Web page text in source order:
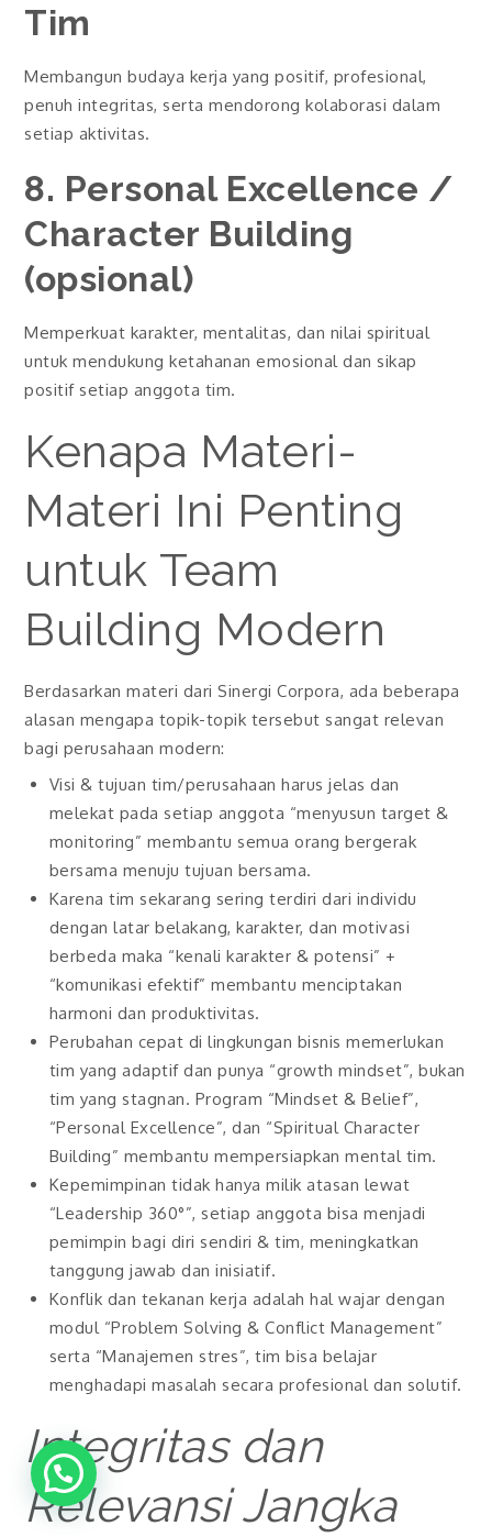
Tim
Membangun budaya kerja yang positif, profesional,
penuh integritas, serta mendorong kolaborasi dalam
setiap aktivitas.
8. Personal Excellence /
Character Building
(opsional)
Memperkuat karakter, mentalitas, dan nilai spiritual
untuk mendukung ketahanan emosional dan sikap
positif setiap anggota tim.
Kenapa Materi-
Materi Ini Penting
untuk Team
Building Modern
Berdasarkan materi dari Sinergi Corpora, ada beberapa
alasan mengapa topik-topik tersebut sangat relevan
bagi perusahaan modern:
Visi & tujuan tim/perusahaan harus jelas dan
melekat pada setiap anggota “menyusun target &
monitoring” membantu semua orang bergerak
bersama menuju tujuan bersama.
Karena tim sekarang sering terdiri dari individu
dengan latar belakang, karakter, dan motivasi
berbeda maka “kenali karakter & potensi” +
“komunikasi efektif” membantu menciptakan
harmoni dan produktivitas.
Perubahan cepat di lingkungan bisnis memerlukan
tim yang adaptif dan punya “growth mindset”, bukan
tim yang stagnan. Program “Mindset & Belief”,
“Personal Excellence”, dan “Spiritual Character
Building” membantu mempersiapkan mental tim.
Kepemimpinan tidak hanya milik atasan lewat
“Leadership 360°”, setiap anggota bisa menjadi
pemimpin bagi diri sendiri & tim, meningkatkan
tanggung jawab dan inisiatif.
Konflik dan tekanan kerja adalah hal wajar dengan
modul “Problem Solving & Conflict Management”
serta “Manajemen stres”, tim bisa belajar
menghadapi masalah secara profesional dan solutif.
Integritas dan
Relevansi Jangka